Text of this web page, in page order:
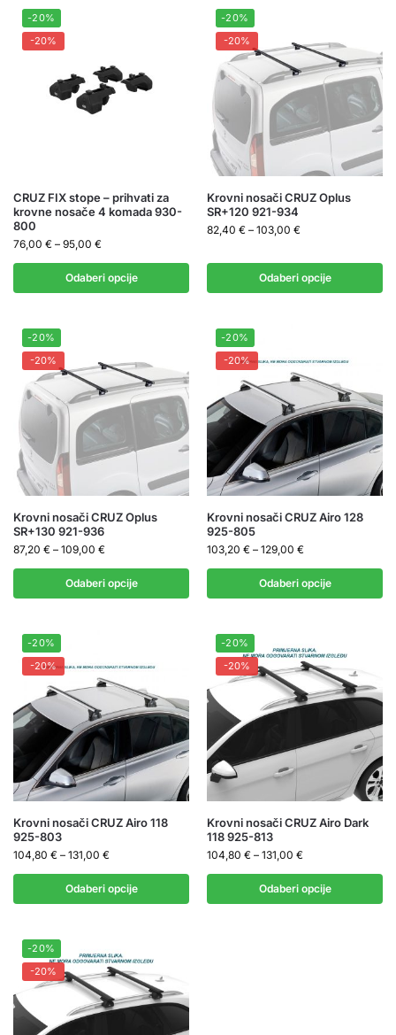
-20%
-20%
CRUZ FIX stope – prihvati za
krovne nosače 4 komada 930-
800
76,00 € – 95,00 €
Odaberi opcije
-20%
-20%
Krovni nosači CRUZ Oplus
SR+120 921-934
82,40 € – 103,00 €
Odaberi opcije
-20%
-20%
Krovni nosači CRUZ Oplus
SR+130 921-936
87,20 € – 109,00 €
Odaberi opcije
-20%
-20%
Krovni nosači CRUZ Airo 128
925-805
103,20 € – 129,00 €
Odaberi opcije
-20%
-20%
Krovni nosači CRUZ Airo 118
925-803
104,80 € – 131,00 €
Odaberi opcije
-20%
-20%
Krovni nosači CRUZ Airo Dark
118 925-813
104,80 € – 131,00 €
Odaberi opcije
-20%
-20%